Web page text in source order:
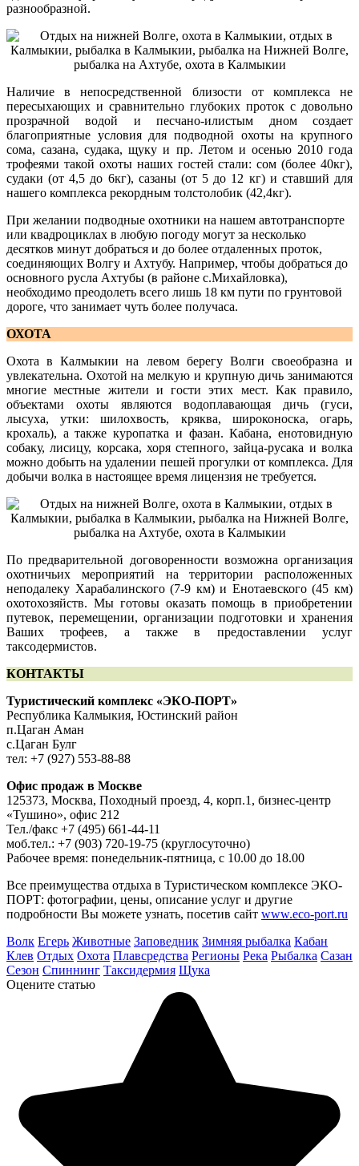
разнообразной.
Наличие в непосредственной близости от комплекса не
пересыхающих и сравнительно глубоких проток с довольно
прозрачной водой и песчано-илистым дном создает
благоприятные условия для подводной охоты на крупного
сома, сазана, судака, щуку и пр. Летом и осенью 2010 года
трофеями такой охоты наших гостей стали: сом (более 40кг),
судаки (от 4,5 до 6кг), сазаны (от 5 до 12 кг) и ставший для
нашего комплекса рекордным толстолобик (42,4кг).
При желании подводные охотники на нашем автотранспорте
или квадроциклах в любую погоду могут за несколько
десятков минут добраться и до более отдаленных проток,
соединяющих Волгу и Ахтубу. Например, чтобы добраться до
основного русла Ахтубы (в районе с.Михайловка),
необходимо преодолеть всего лишь 18 км пути по грунтовой
дороге, что занимает чуть более получаса.
ОХОТА
Охота в Калмыкии на левом берегу Волги своеобразна и
увлекательна. Охотой на мелкую и крупную дичь занимаются
многие местные жители и гости этих мест. Как правило,
объектами охоты являются водоплавающая дичь (гуси,
лысуха, утки: шилохвость, кряква, широконоска, огарь,
крохаль), а также куропатка и фазан. Кабана, енотовидную
собаку, лисицу, корсака, хоря степного, зайца-русака и волка
можно добыть на удалении пешей прогулки от комплекса. Для
добычи волка в настоящее время лицензия не требуется.
По предварительной договоренности возможна организация
охотничьих мероприятий на территории расположенных
неподалеку Харабалинского (7-9 км) и Енотаевского (45 км)
охотохозяйств. Мы готовы оказать помощь в приобретении
путевок, перемещении, организации подготовки и хранения
Ваших трофеев, а также в предоставлении услуг
таксодермистов.
КОНТАКТЫ
Туристический комплекс «ЭКО-ПОРТ»
Республика Калмыкия, Юстинский район
п.Цаган Аман
с.Цаган Булг
тел: +7 (927) 553-88-88
Офис продаж в Москве
125373, Москва, Походный проезд, 4, корп.1, бизнес-центр
«Тушино», офис 212
Тел./факс +7 (495) 661-44-11
моб.тел.: +7 (903) 720-19-75 (круглосуточно)
Рабочее время: понедельник-пятница, с 10.00 до 18.00
Все преимущества отдыха в Туристическом комплексе ЭКО-
ПОРТ: фотографии, цены, описание услуг и другие
подробности Вы можете узнать, посетив сайт www.eco-port.ru
Волк Егерь Животные Заповедник Зимняя рыбалка Кабан
Клев Отдых Охота Плавсредства Регионы Река Рыбалка Сазан
Сезон Спиннинг Таксидермия Щука
Оцените статью